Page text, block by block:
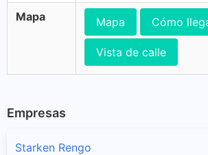
Mapa Mapa Cómo
Vista de calle
Empresas
Starken Rengo